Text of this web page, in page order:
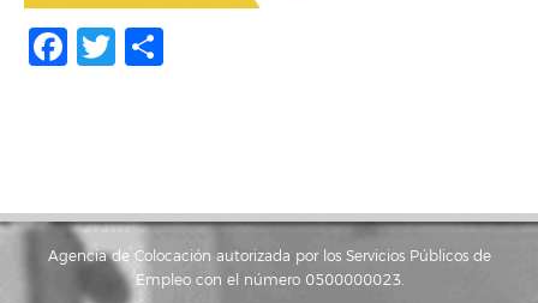
Facebook
Twitter
Agencia de Colocación autorizada por los Servicios Públicos de
Empleo con el número 0500000023.